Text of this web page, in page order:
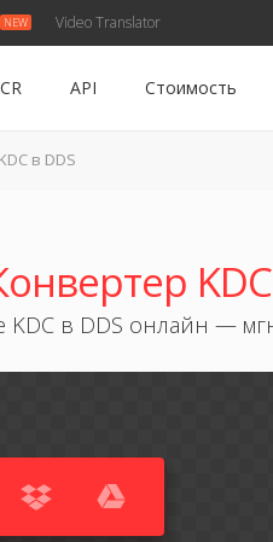
Video Translator
API Стоимость
KDC в DDS
KDC в DDS онлайн —